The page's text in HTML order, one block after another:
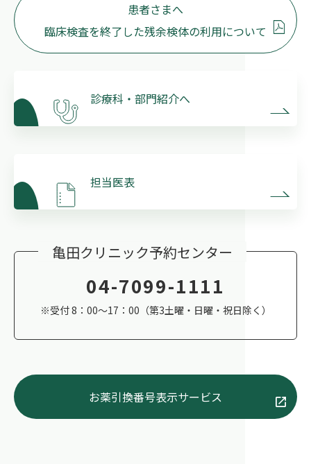
患者さまへ
臨床検査を終了した残余検体の利用について
診療科・部門紹介へ
担当医表
亀田クリニック予約センター
04-7099-1111
※受付 8：00～17：00（第3土曜・日曜・祝日除く）
お薬引換番号表示サービス